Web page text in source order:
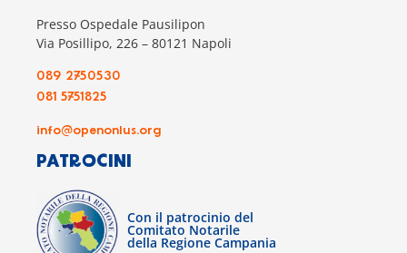
Presso Ospedale Pausilipon
Via Posillipo, 226 – 80121 Napoli
089 2750530
081 5751825
info@openonlus.org
PATROCINI
Con il patrocinio del
Comitato Notarile
della Regione Campania